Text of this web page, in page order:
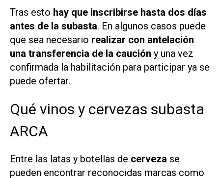
Tras esto hay que inscribirse hasta dos días
antes de la subasta. En algunos casos puede
que sea necesario realizar con antelación
una transferencia de la caución y una vez
confirmada la habilitación para participar ya se
puede ofertar.
Qué vinos y cervezas subasta
ARCA
Entre las latas y botellas de cerveza se
pueden encontrar reconocidas marcas como